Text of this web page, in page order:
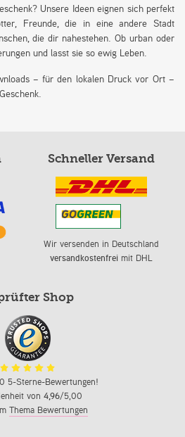
Unsere Ideen eignen sich perfekt
Freunde, die in eine andere Stadt
die dir nahestehen. Ob urban oder
und lasst sie so ewig Leben.
– für den lokalen Druck vor Ort –
Schneller Versand
Wir versenden in Deutschland
versandkostenfreimit DHL
Shop
5-Sterne-Bewertungen!
von 4,96/5,00
Thema Bewertungen